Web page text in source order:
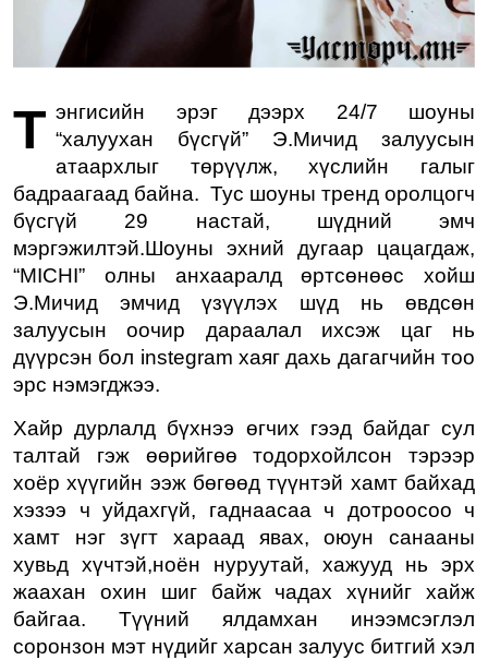
Тэнгисийн эрэг дээрх 24/7 шоуны “халуухан бүсгүй” Э.Мичид залуусын
атаархлыг төрүүлж, хүслийн галыг
бадраагаад байна. Тус шоуны тренд оролцогч
бүсгүй 29 настай, шүдний эмч
мэргэжилтэй.Шоуны эхний дугаар цацагдаж,
“MICHI” олны анхааралд өртсөнөөс хойш
Э.Мичид эмчид үзүүлэх шүд нь өвдсөн
залуусын оочир дараалал ихсэж цаг нь
дүүрсэн бол instegram хаяг дахь дагагчийн тоо
эрс нэмэгджээ.
Хайр дурлалд бүхнээ өгчих гээд байдаг сул
талтай гэж өөрийгөө тодорхойлсон тэрээр
хоёр хүүгийн ээж бөгөөд түүнтэй хамт байхад
хэзээ ч уйдахгүй, гаднаасаа ч дотроосоо ч
хамт нэг зүгт хараад явах, оюун санааны
хувьд хүчтэй,ноён нуруутай, хажууд нь эрх
жаахан охин шиг байж чадах хүнийг хайж
байгаа. Түүний ялдамхан инээмсэглэл
соронзон мэт нүдийг харсан залуус битгий хэл